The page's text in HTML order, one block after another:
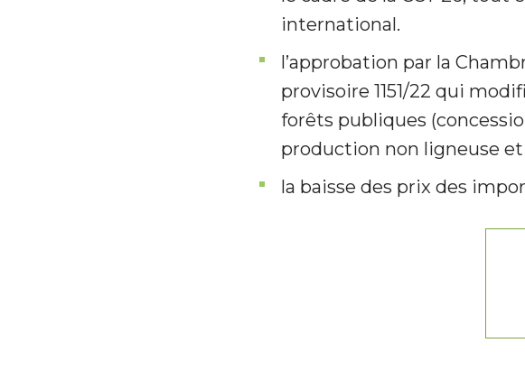
international.
l’approbation par la
provisoire 1151/22 qui
forêts publiques
production non ligneuse
la baisse des prix des